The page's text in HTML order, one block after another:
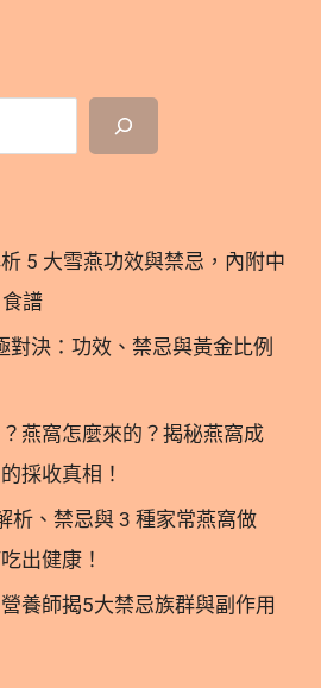
喘 氣喘是一種慢性呼吸道發炎
氣、呼吸困難和胸悶不適。 ※
3.1. 維生素D幫助調節自體免
降低季節性流感發生率 3.3. 維
病風險 4. 維生素D過量中毒｜
素D主要透過日曬合成｜需透過
種形式，維生素
可將表皮層中的膽固醇衍生物
以經由動物來源的食物，例如
若日照時間充足，日曬合成的
酵母。這兩種形式的維生素D
進行轉化，才具備有生理活
缺乏比例高｜青少年、女性及
2020年衛福部國民健康署調
大族群：青少年及女性族群，
上避曬陽光，使用防曬乳霜
5 大雪燕功效與禁忌，內附中
譜
對決：功效、禁忌與黃金比例
燕窩怎麼來的？揭秘燕窩成
採收真相！
析、禁忌與 3 種家常燕窩做
出健康！
養師揭5大禁忌族群與副作用